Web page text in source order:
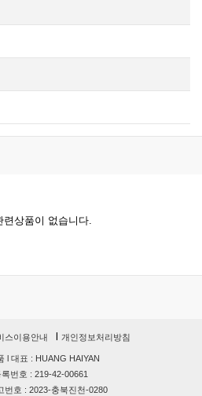
련상품이 없습니다.
스이용안내 개인정보처리방침
l 대표 : HUANG HAIYAN
번호 : 219-42-00661
번호 : 2023-충북진천-0280